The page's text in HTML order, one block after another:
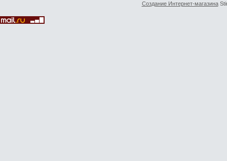
Создание Интернет-магазина